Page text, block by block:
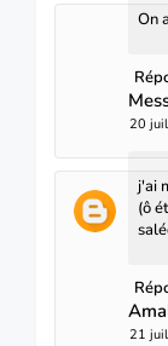
On
20
j'ai
(ô
21